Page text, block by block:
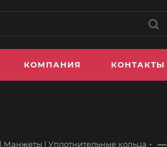
КОМПАНИЯ КОНТАКТЫ
Манжеты | Уплотнительные кольца —